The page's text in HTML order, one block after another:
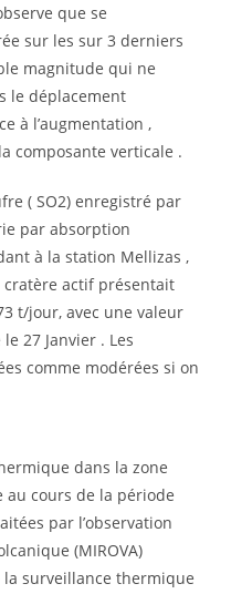
que se
sur les sur 3 derniers
magnitude qui ne
le déplacement
à l’augmentation ,
composante verticale .
( SO2) enregistré par
par absorption
à la station Mellizas ,
cratère actif présentait
t/jour, avec une valeur
27 Janvier . Les
comme modérées si on
dans la zone
au cours de la période
par l’observation
(MIROVA)
surveillance thermique